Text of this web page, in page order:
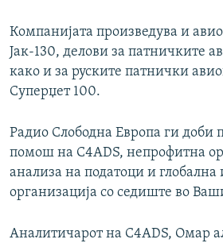
Компанијата произведува и
Јак-130, делови за патничките
како и за руските патнички
Суперџет 100.
Радио Слободна Европа ги доби
помош на C4ADS, непрофитна
анализа на податоци и глобална
организација со седиште во
Аналитичарот на C4ADS, Омар